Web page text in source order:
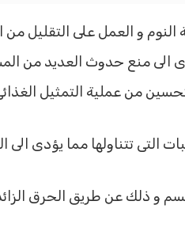
و العمل على التقليل من
الى منع حدوث العديد من
من عملية التمثيل
التى تتناولها مما يؤدى
و ذلك عن طريق الحرق